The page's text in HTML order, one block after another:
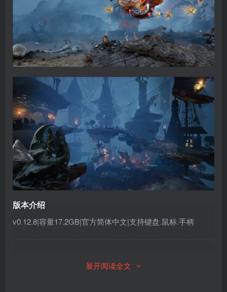
版本介绍
v0.12.8|容量17.2GB|官方简体中文|支持键盘.鼠标.手柄
展开阅读全文